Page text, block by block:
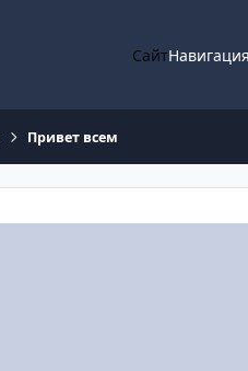
Сайт
Привет всем